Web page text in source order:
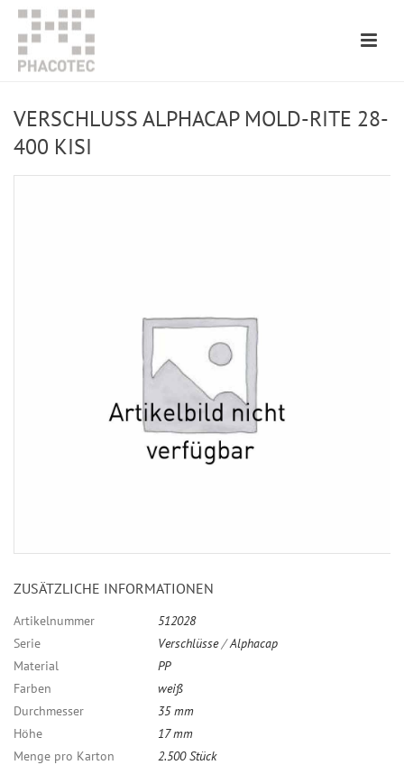
VERSCHLUSS ALPHACAP MOLD-RITE 28-
400 KISI
ZUSÄTZLICHE INFORMATIONEN
Artikelnummer
512028
Serie
Verschlüsse/Alphacap
Material
PP
Farben
weiß
Durchmesser
35 mm
Höhe
17 mm
Menge pro Karton
2.500 Stück